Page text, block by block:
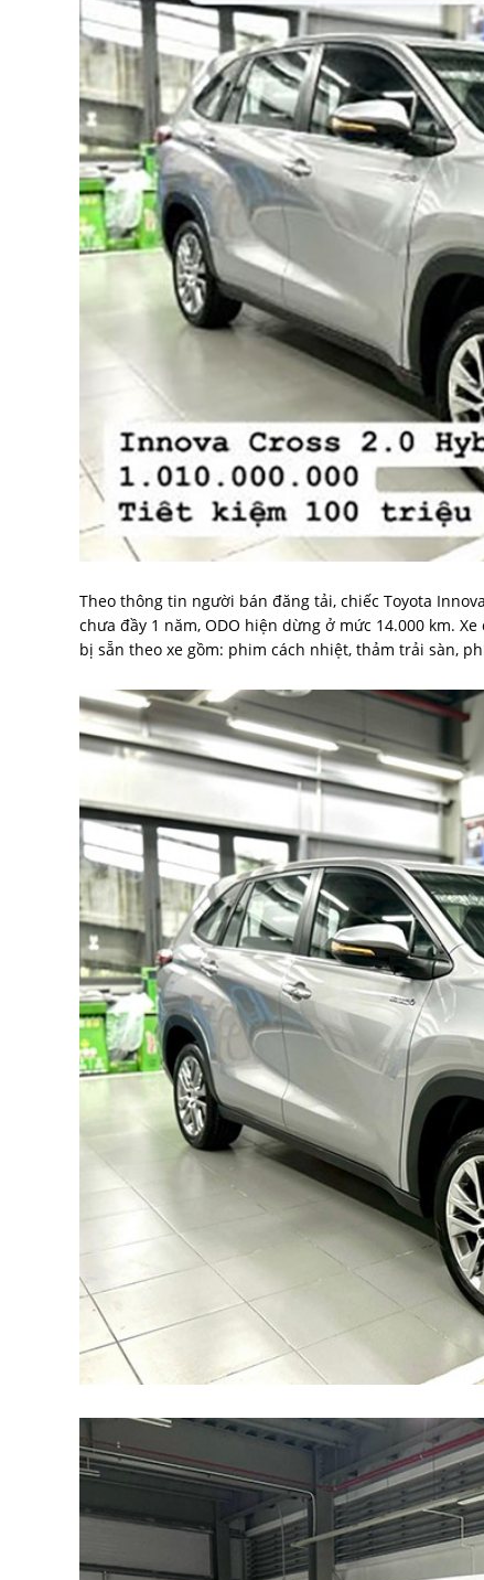
Theo thông tin người bán đăng tải, chiếc Toyota
chưa đầy 1 năm, ODO hiện dừng ở mức 14.000 km.
bị sẵn theo xe gồm: phim cách nhiệt, thảm trải sàn,